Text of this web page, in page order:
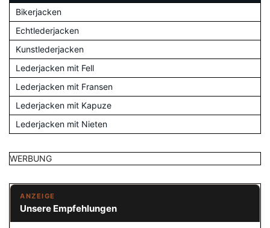
Bikerjacken
Echtlederjacken
Kunstlederjacken
Lederjacken mit Fell
Lederjacken mit Fransen
Lederjacken mit Kapuze
Lederjacken mit Nieten
WERBUNG
ANZEIGE
Unsere Empfehlungen